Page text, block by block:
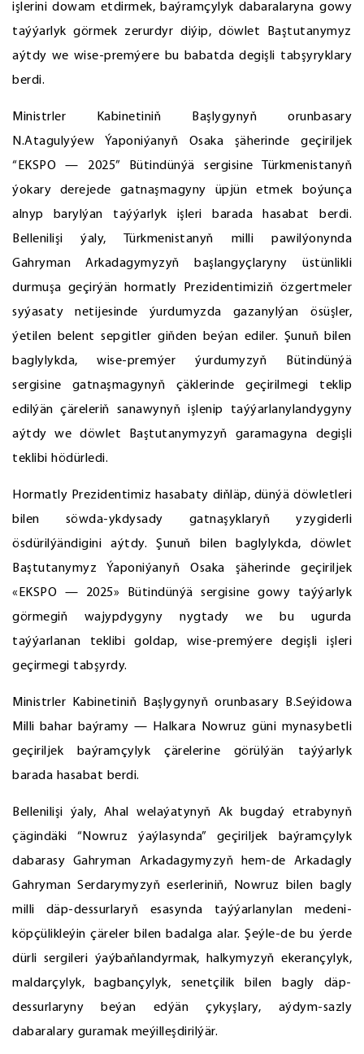
işlerini dowam etdirmek, baýramçylyk dabaralaryna gowy
taýýarlyk görmek zerurdyr diýip, döwlet Baştutanymyz
aýtdy we wise-premýere bu babatda degişli tabşyryklary
berdi.
Ministrler Kabinetiniň Başlygynyň orunbasary
N.Atagulyýew Ýaponiýanyň Osaka şäherinde geçiriljek
“EKSPO — 2025” Bütindünýä sergisine Türkmenistanyň
ýokary derejede gatnaşmagyny üpjün etmek boýunça
alnyp barylýan taýýarlyk işleri barada hasabat berdi.
Bellenilişi ýaly, Türkmenistanyň milli pawilýonynda
Gahryman Arkadagymyzyň başlangyçlaryny üstünlikli
durmuşa geçirýän hormatly Prezidentimiziň özgertmeler
syýasaty netijesinde ýurdumyzda gazanylýan ösüşler,
ýetilen belent sepgitler giňden beýan ediler. Şunuň bilen
baglylykda, wise-premýer ýurdumyzyň Bütindünýä
sergisine gatnaşmagynyň çäklerinde geçirilmegi teklip
edilýän çäreleriň sanawynyň işlenip taýýarlanylandygyny
aýtdy we döwlet Baştutanymyzyň garamagyna degişli
teklibi hödürledi.
Hormatly Prezidentimiz hasabaty diňläp, dünýä döwletleri
bilen söwda-ykdysady gatnaşyklaryň yzygiderli
ösdürilýändigini aýtdy. Şunuň bilen baglylykda, döwlet
Baştutanymyz Ýaponiýanyň Osaka şäherinde geçiriljek
«EKSPO — 2025» Bütindünýä sergisine gowy taýýarlyk
görmegiň wajypdygyny nygtady we bu ugurda
taýýarlanan teklibi goldap, wise-premýere degişli işleri
geçirmegi tabşyrdy.
Ministrler Kabinetiniň Başlygynyň orunbasary B.Seýidowa
Milli bahar baýramy — Halkara Nowruz güni mynasybetli
geçiriljek baýramçylyk çärelerine görülýän taýýarlyk
barada hasabat berdi.
Bellenilişi ýaly, Ahal welaýatynyň Ak bugdaý etrabynyň
çägindäki “Nowruz ýaýlasynda” geçiriljek baýramçylyk
dabarasy Gahryman Arkadagymyzyň hem-de Arkadagly
Gahryman Serdarymyzyň eserleriniň, Nowruz bilen bagly
milli däp-dessurlaryň esasynda taýýarlanylan medeni-
köpçülikleýin çäreler bilen badalga alar. Şeýle-de bu ýerde
dürli sergileri ýaýbaňlandyrmak, halkymyzyň ekerançylyk,
maldarçylyk, bagbançylyk, senetçilik bilen bagly däp-
dessurlaryny beýan edýän çykyşlary, aýdym-sazly
dabaralary guramak meýilleşdirilýär.